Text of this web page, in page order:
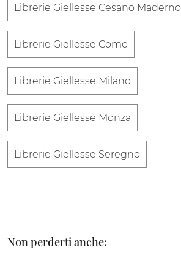
Librerie Giellesse Cesano Maderno
Librerie Giellesse Como
Librerie Giellesse Milano
Librerie Giellesse Monza
Librerie Giellesse Seregno
Non perderti anche: